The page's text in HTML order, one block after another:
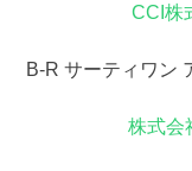
CCI株
B-R サーティワン
株式